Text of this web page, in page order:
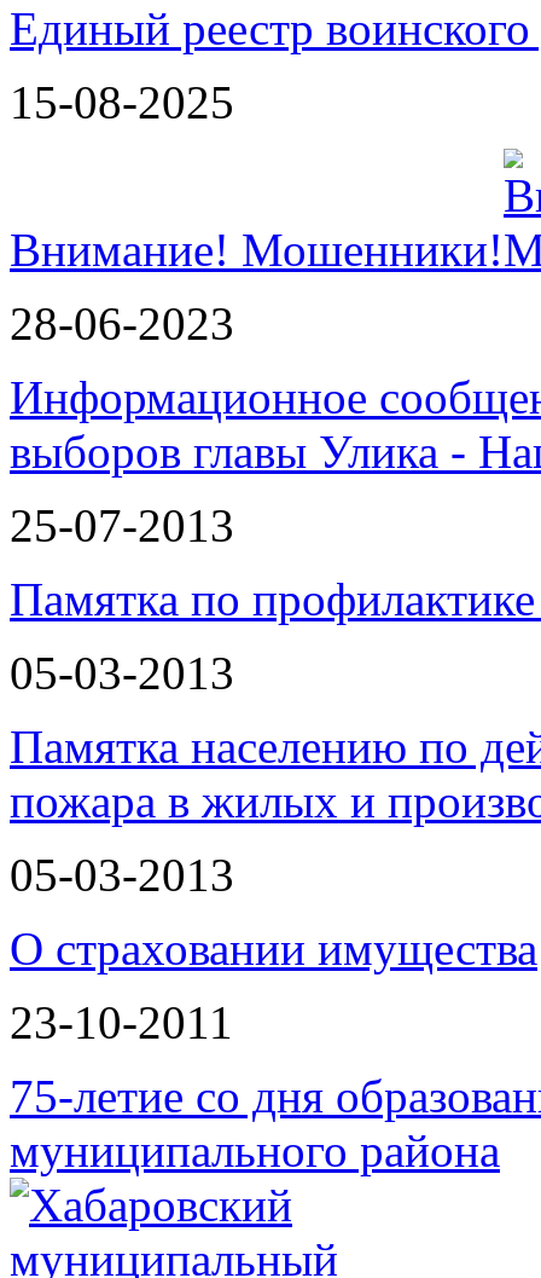
Единый реестр воинского
15-08-2025
Внимание! Мошенники!
28-06-2023
Информационное
выборов главы Улика -
25-07-2013
Памятка по
05-03-2013
Памятка населению по
пожара в жилых и
05-03-2013
О страховании имущества
23-10-2011
75-летие со дня
муниципального района